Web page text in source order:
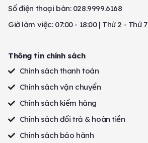
Số điện thoại bàn: 028.9999.6168
Giờ làm việc: 07:00 - 18:00 | Thứ 2 - Thứ 7
Thông tin chính sách
Chính sách thanh toán
Chính sách vận chuyển
Chính sách kiểm hàng
Chính sách đổi trả & hoàn tiền
Chính sách bảo hành